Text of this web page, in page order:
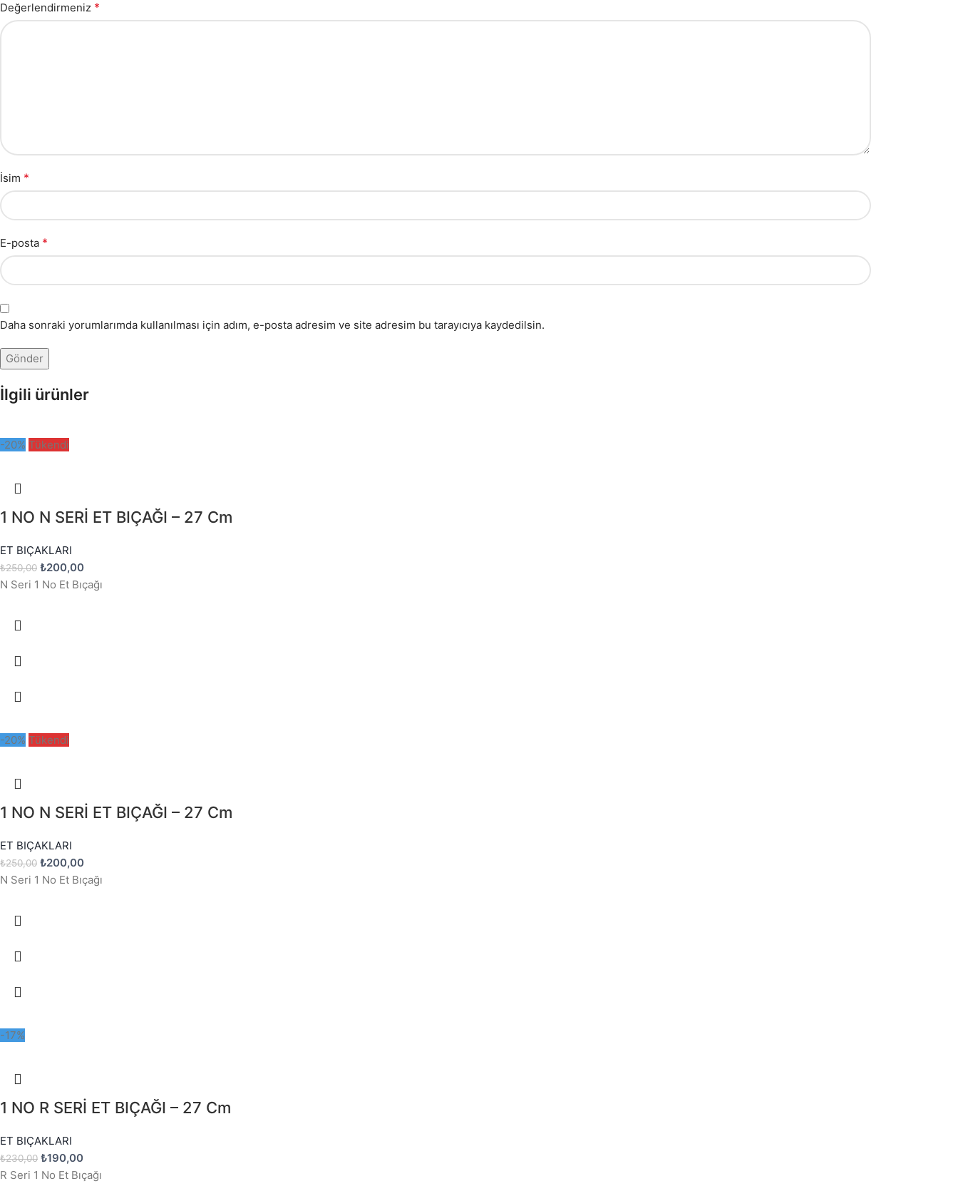
Değerlendirmeniz *
İsim *
E-posta *
Daha sonraki yorumlarımda kullanılması için adım, e-posta adresim ve site adresim bu tarayıcıya kaydedilsin.
İlgili ürünler
-20% Tükendi
1 NO N SERİ ET BIÇAĞI – 27 Cm
ET BIÇAKLARI
₺250,00 ₺200,00
N Seri 1 No Et Bıçağı
-20% Tükendi
1 NO N SERİ ET BIÇAĞI – 27 Cm
ET BIÇAKLARI
₺250,00 ₺200,00
N Seri 1 No Et Bıçağı
-17%
1 NO R SERİ ET BIÇAĞI – 27 Cm
ET BIÇAKLARI
₺230,00 ₺190,00
R Seri 1 No Et Bıçağı